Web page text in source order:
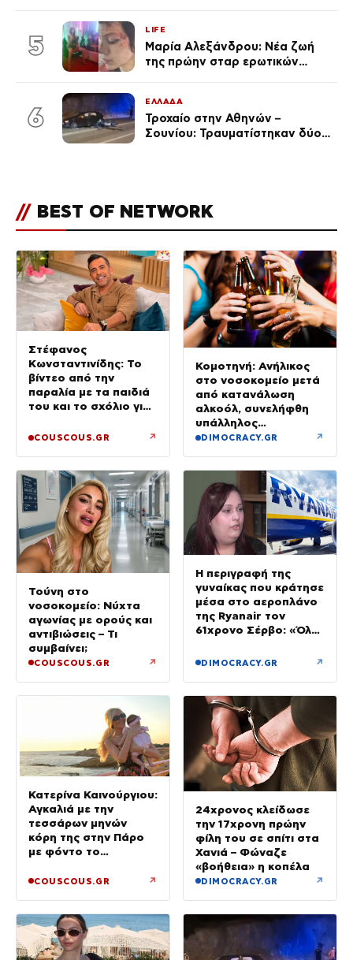
ποια είσαι σοκαρίστικα»
5
LIFE
Μαρία Αλεξάνδρου: Νέα ζωή
της πρώην σταρ ερωτικών
(Φωτογραφίες)
6
ΕΛΛΑΔΑ
Τροχαίο στην Αθηνών –
Σουνίου: Τραυματίστηκαν δύο
// BEST OF NETWORK
Στέφανος
Κωνσταντινίδης: Το
βίντεο από την
παραλία με τα παιδιά
του και το σχόλιο για
COUSCOUS.GR ↗
Κομοτηνή: Ανήλικος
στο νοσοκομείο μετά
από κατανάλωση
αλκοόλ, συνελήφθη
υπάλληλος
καταστήματος
DIMOCRACY.GR ↗
Τούνη στο
νοσοκομείο: Νύχτα
αγωνίας με ορούς και
αντιβιώσεις – Τι
συμβαίνει;
COUSCOUS.GR ↗
Η περιγραφή της
γυναίκας που κράτησε
μέσα στο αεροπλάνο
της Ryanair τον
61χρονο Σέρβο: «Όλα
δευτερολέπτου»
DIMOCRACY.GR ↗
Κατερίνα Καινούργιου:
Αγκαλιά με την
τεσσάρων μηνών
κόρη της στην Πάρο
με φόντο το
COUSCOUS.GR ↗
24χρονος κλείδωσε
την 17χρονη πρώην
φίλη του σε σπίτι στα
Χανιά – Φώναζε
«βοήθεια» η κοπέλα
DIMOCRACY.GR ↗